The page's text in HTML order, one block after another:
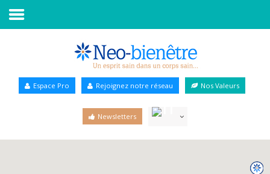
Annuaire Bien-être
Espace Pro Rejoignez notre réseau Nos Valeurs
Newsletters